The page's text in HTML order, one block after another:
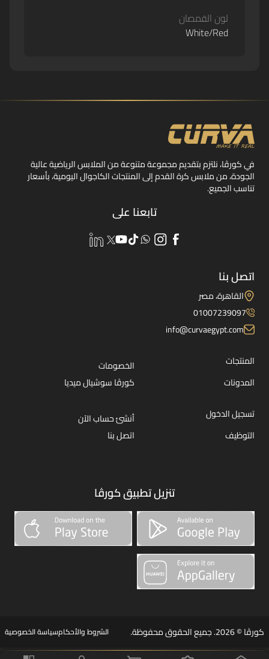
لون القمصان
White/Red
في كورڤا، نلتزم بتقديم مجموعة متنوعة من الملابس الرياضية عالية
الجودة، من ملابس كرة القدم إلى المنتجات الكاجوال اليومية، بأسعار
تناسب الجميع.
تابعنا على
اتصل بنا
القاهرة، مصر
01007239097
info@curvaegypt.com
المنتجات
الخصومات
المدونات
كورڤا سوشيال ميديا
تسجيل الدخول
أنشئ حساب الآن
التوظيف
اتصل بنا
تنزيل تطبيق كورڤا
كورڤا © 2026. جميع الحقوق محفوظة. الشروط والأحكامسياسة الخصوصية